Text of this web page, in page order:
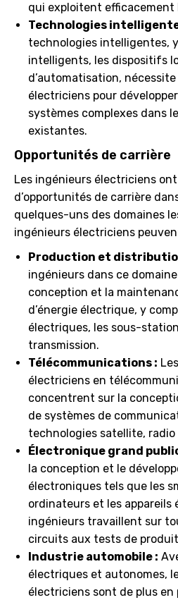
qui exploitent efficacement
Technologies
technologies intelligentes,
intelligents, les dispositifs
d’automatisation,
électriciens pour
systèmes complexes dans
existantes.
Opportunités de carrière
Les ingénieurs électriciens
d’opportunités de carrière
quelques-uns des domaines
ingénieurs électriciens
Production et
ingénieurs dans ce
conception et la
d’énergie électrique, y
électriques, les sous-
transmission.
Télécommunications :
électriciens en
concentrent sur la
de systèmes de
technologies satellite,
Électronique grand
la conception et le
électroniques tels que les
ordinateurs et les appareils
ingénieurs travaillent sur
circuits aux tests de
Industrie automobile :
électriques et autonomes,
électriciens sont de plus en